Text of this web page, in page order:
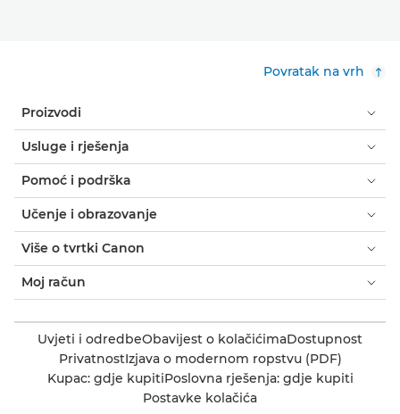
Povratak na vrh
Proizvodi
Usluge i rješenja
Pomoć i podrška
Učenje i obrazovanje
Više o tvrtki Canon
Moj račun
Uvjeti i odredbeObavijest o kolačićimaDostupnost
PrivatnostIzjava o modernom ropstvu (PDF)
Kupac: gdje kupitiPoslovna rješenja: gdje kupiti
Postavke kolačića